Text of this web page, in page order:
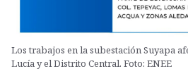
Los trabajos en la subestación Suyapa
Lucía y el Distrito Central. Foto: ENEE